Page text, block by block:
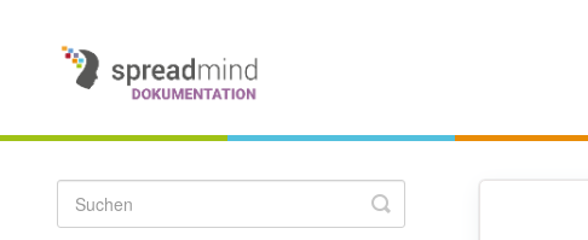
Toggle
Search